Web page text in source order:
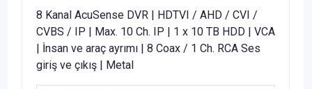
8 Kanal AcuSense DVR | HDTVI / AHD / CVI /
CVBS / IP | Max. 10 Ch. IP | 1 x 10 TB HDD | VCA
| İnsan ve araç ayrımı | 8 Coax / 1 Ch. RCA Ses
giriş ve çıkış | Metal